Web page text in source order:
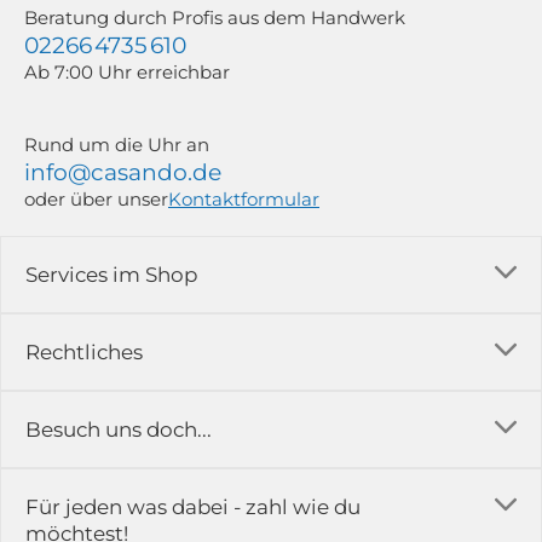
Rechtliches
Impressum
Rückgabe & Reklamation
Services im Shop
Versandkosten
Erfahrungsberichte & Bewertungen
Kontakt
Besuch uns doch...
in der Ausstellung...
Beratung durch Profis aus dem Handwerk
02266 4735 610
Ab 7:00 Uhr erreichbar
Rund um die Uhr an
info@casando.de
oder über unserKontaktformular
Für jeden was dabei - zahl wie du
möchtest!